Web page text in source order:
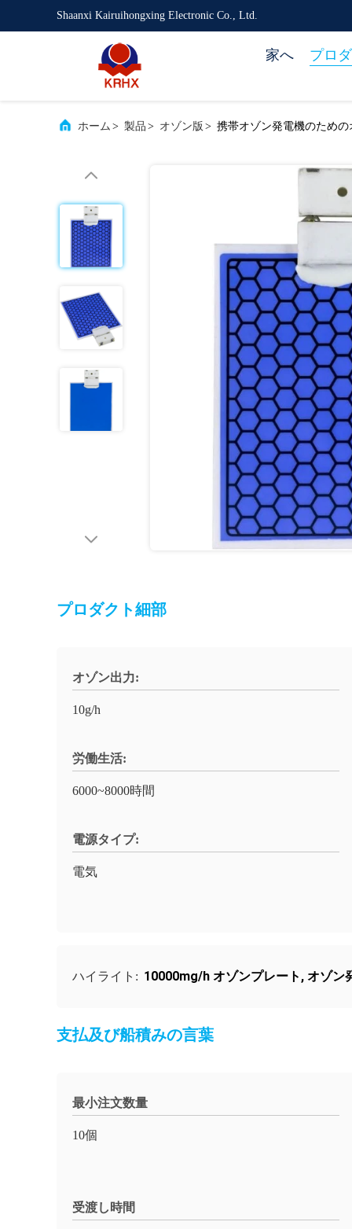
Shaanxi Kairuihongxing Electronic Co., Ltd.
家へ プロ
ホーム > 製品 > オゾン版 > 携帯オゾン発電機のため
プロダクト細部
オゾン出力:
10g/h
労働生活:
6000~8000時間
電源タイプ:
電気
ハイライト: 10000mg/h オゾンプレート , オゾン
支払及び船積みの言葉
最小注文数量
10個
受渡し時間